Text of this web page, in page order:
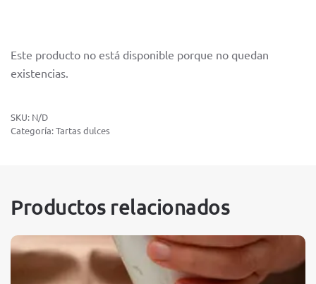
Este producto no está disponible porque no quedan
existencias.
SKU: N/D
Categoría:Tartas dulces
Productos relacionados